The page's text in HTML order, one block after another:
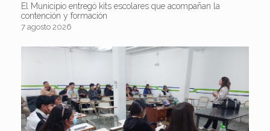
El Municipio entregó kits escolares que acompañan la
contención y formación
7 agosto 2026